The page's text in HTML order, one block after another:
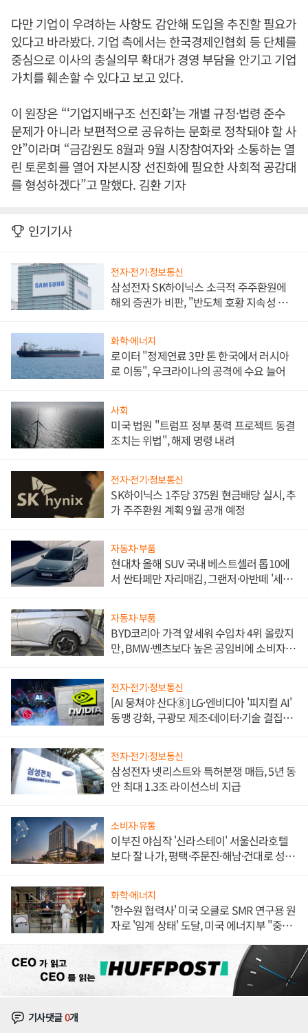
다만 기업이 우려하는 사항도 감안해 도입을 추진할 필요가
있다고 바라봤다. 기업 측에서는 한국경제인협회 등 단체를
중심으로 이사의 충실의무 확대가 경영 부담을 안기고 기업
가치를 훼손할 수 있다고 보고 있다.
이 원장은 “‘기업지배구조 선진화’는 개별 규정·법령 준수
문제가 아니라 보편적으로 공유하는 문화로 정착돼야 할 사
안”이라며 “금감원도 8월과 9월 시장참여자와 소통하는 열
린 토론회를 열어 자본시장 선진화에 필요한 사회적 공감대
를 형성하겠다”고 말했다. 김환 기자
인기기사
전자·전기·정보통신
삼성전자 SK하이닉스 소극적 주주환원에
해외 증권가 비판, "반도체 호황 지속성 의
화학·에너지
로이터 "정제연료 3만 톤 한국에서 러시아
로 이동", 우크라이나의 공격에 수요 늘어
사회
미국 법원 "트럼프 정부 풍력 프로젝트 동결
조치는 위법", 해제 명령 내려
전자·전기·정보통신
SK하이닉스 1주당 375원 현금배당 실시, 추
가 주주환원 계획 9월 공개 예정
자동차·부품
현대차 올해 SUV 국내 베스트셀러 톱10에
서 싼타페만 자리매김, 그랜저·아반떼 '세단
자동차·부품
BYD코리아 가격 앞세워 수입차 4위 올랐지
만, BMW·벤츠보다 높은 공임비에 소비자
전자·전기·정보통신
[AI 뭉쳐야 산다⑧] LG·엔비디아 '피지컬 AI'
동맹 강화, 구광모 제조·데이터·기술 결집
전자·전기·정보통신
삼성전자 넷리스트와 특허분쟁 매듭, 5년 동
안 최대 1.3조 라이선스비 지급
소비자·유통
이부진 야심작 '신라스테이' 서울신라호텔
보다 잘 나가, 평택·주문진·해남·건대로 성
화학·에너지
'한수원 협력사' 미국 오클로 SMR 연구용 원
자로 '임계 상태' 도달, 미국 에너지부 "중요
기사댓글0개